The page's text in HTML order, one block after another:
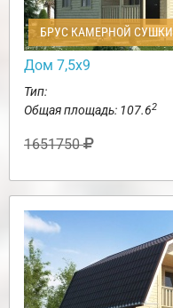
БРУС КАМЕРНОЙ СУШКИ
Дом 7,5х9
Тип:
Общая площадь: 107.62
1651750